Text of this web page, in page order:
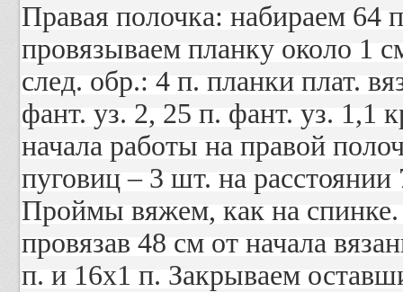
Правая полочка: набираем 64
провязываем планку около 1
след. обp.: 4 п. планки плат.
фант. уз. 2, 25 п. фант. уз. 1,1
начала работы на правой
пуговиц – 3 шт. на расстоянии
Проймы вяжем, как на
провязав 48 см от начала
п. и 16х1 п. Закрываем